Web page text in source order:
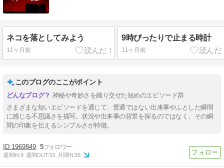
ネコを落としてみよう
11ヶ月前
9時ぴったりで止まる時計
11ヶ月前
このブログのここがポイント
神秘や奇妙さを織り交ぜた短めのエピソード群
さまざまな短いエピソードを通じて、普通ではない出来事やふとした瞬間
に感じる不思議さを描写。状況や出来事の背景を探るのではなく、その瞬
間の印象を伝えるシンプルさが特徴。
1969849 5
週間IN:9 週間OUT:33 月間IN:36